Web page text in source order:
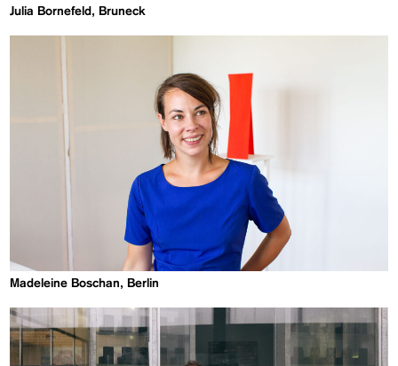
Julia Bornefeld, Bruneck
Madeleine Boschan, Berlin